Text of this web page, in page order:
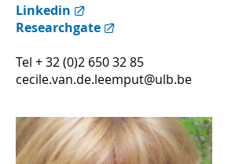
Linkedin
Researchgate
Tel + 32 (0)2 650 32 85
cecile.van.de.leemput@ulb.be